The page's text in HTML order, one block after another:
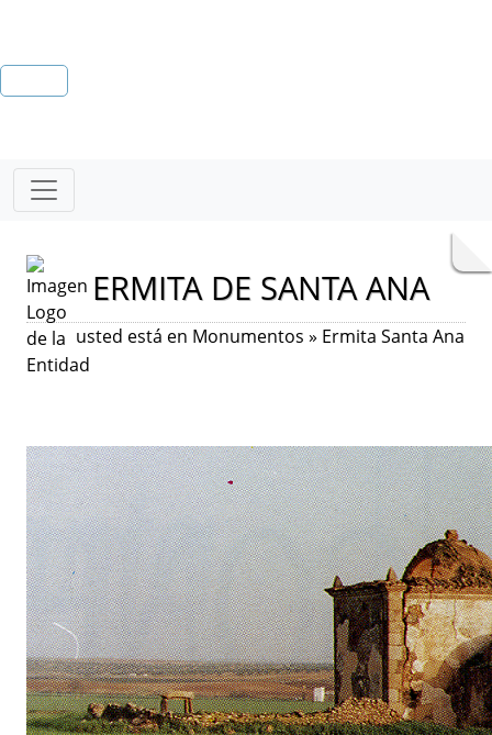
ERMITA DE SANTA ANA
usted está en Monumentos » Ermita Santa Ana